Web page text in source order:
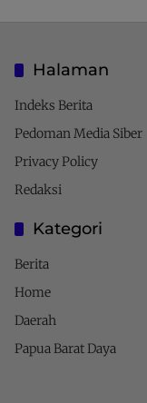
Halaman
Indeks Berita
Pedoman Media Siber
Privacy Policy
Redaksi
Kategori
Berita
Home
Daerah
Papua Barat Daya